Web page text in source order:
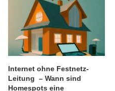
Internet ohne Festnetz-
Leitung – Wann sind
Homespots eine